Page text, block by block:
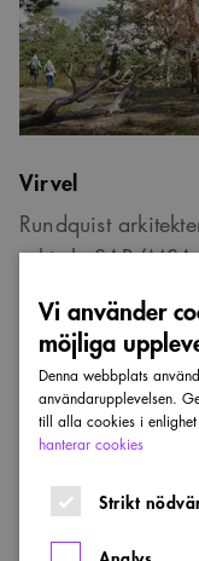
Virvel
Rundquist
arkitekt SAR/
SAR/MSA,
, Erik
Se förslaget
Vi använder
möjliga
Denna webbplats
användarupplevelsen.
till alla cookies i
hanterar cookies
Strikt